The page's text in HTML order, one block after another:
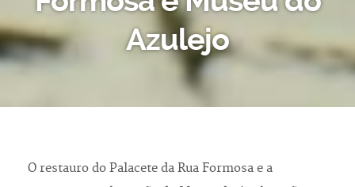
Azulejo
O restauro do Palacete da Rua Formosa e a